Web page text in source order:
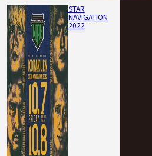
STAR
NAVIGATION
2022